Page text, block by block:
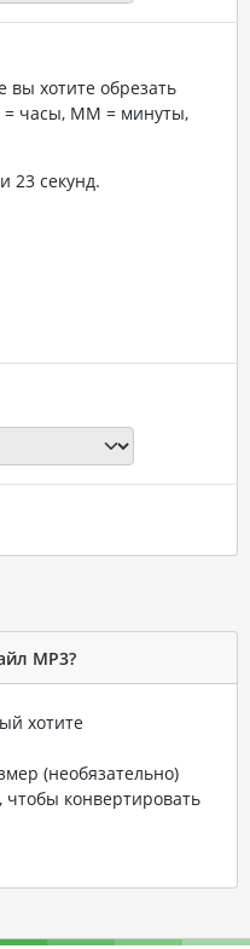
вы хотите обрезать
часы, ММ = минуты,
23 секунд.
MP3?
хотите
(необязательно)
конвертировать